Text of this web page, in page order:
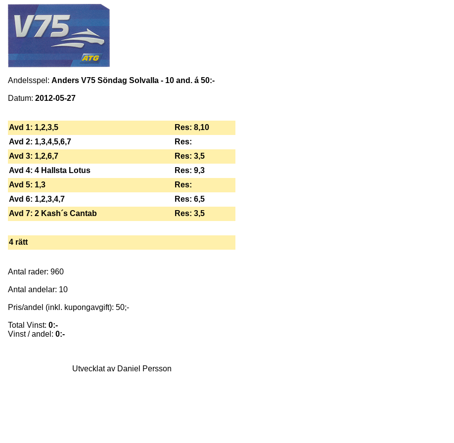
Andelsspel: Anders V75 Söndag Solvalla - 10 and. á 50:-
Datum: 2012-05-27
Avd 1: 1,2,3,5
Res: 8,10
Avd 2: 1,3,4,5,6,7
Res:
Avd 3: 1,2,6,7
Res: 3,5
Avd 4: 4 Hallsta Lotus
Res: 9,3
Avd 5: 1,3
Res:
Avd 6: 1,2,3,4,7
Res: 6,5
Avd 7: 2 Kash´s Cantab
Res: 3,5
4 rätt
Antal rader: 960
Antal andelar: 10
Pris/andel (inkl. kupongavgift): 50;-
Total Vinst: 0:-
Vinst / andel: 0:-
Utvecklat av Daniel Persson